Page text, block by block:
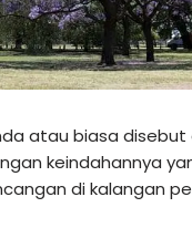
atau biasa disebut
keindahannya
di kalangan